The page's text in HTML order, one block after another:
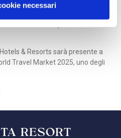
necessari
WTM 2025 di Londra
& Resorts sarà presente a
Travel Market 2025, uno degli